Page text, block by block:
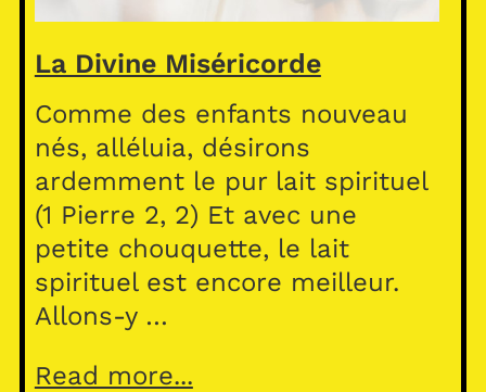
La Divine Miséricorde
Comme des enfants nouveau
nés, alléluia, désirons
ardemment le pur lait spirituel
(1 Pierre 2, 2) Et avec une
petite chouquette, le lait
spirituel est encore meilleur.
Allons-y …
Read more...